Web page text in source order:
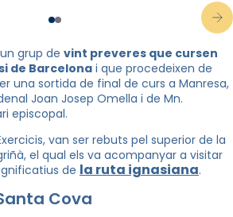
grup de vint preveres que cursen
de Barcelona i que procedeixen de
una sortida de final de curs a Manresa,
Joan Josep Omella i de Mn.
episcopal.
van ser rebuts pel superior de la
el qual els va acompanyar a visitar
de la ruta ignasiana.
Cova